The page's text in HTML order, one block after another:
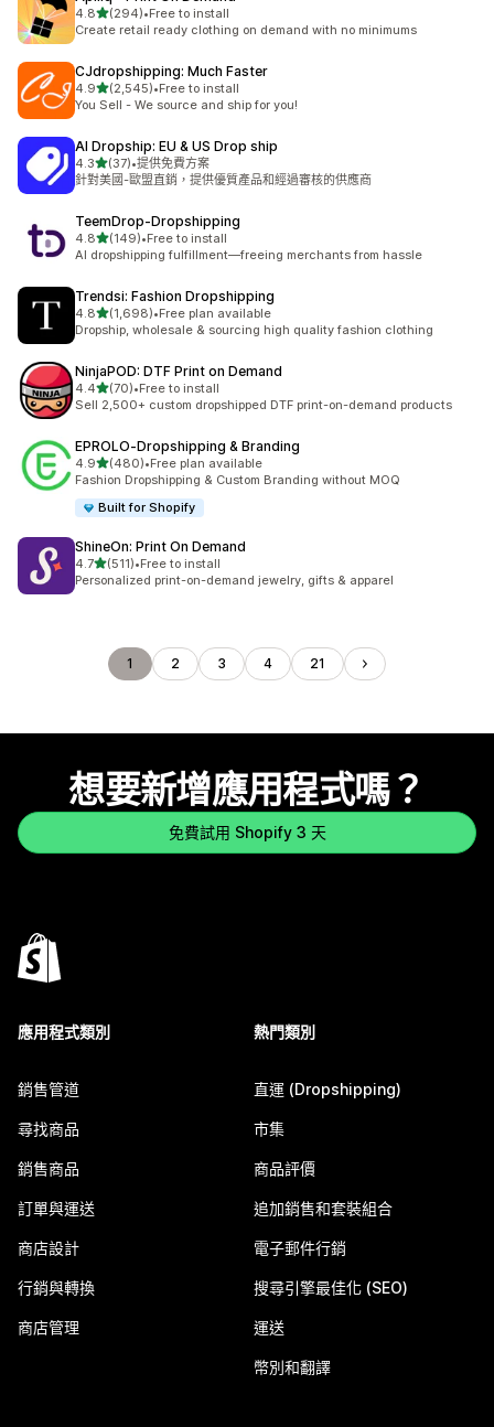
4.8滿分 5 顆星
(294)
共有 294 則評價
•Free to install
Create retail ready clothing on demand with no minimums
CJdropshipping: Much Faster
4.9滿分 5 顆星
(2,545)
共有 2545 則評價
•Free to install
You Sell - We source and ship for you!
AI Dropship: EU & US Drop ship
4.3滿分 5 顆星
(37)
共有 37 則評價
•提供免費方案
針對美國-歐盟直銷，提供優質產品和經過審核的供應商
TeemDrop‑Dropshipping
4.8滿分 5 顆星
(149)
共有 149 則評價
•Free to install
AI dropshipping fulfillment—freeing merchants from hassle
Trendsi: Fashion Dropshipping
4.8滿分 5 顆星
(1,698)
共有 1698 則評價
•Free plan available
Dropship, wholesale & sourcing high quality fashion clothing
NinjaPOD: DTF Print on Demand
4.4滿分 5 顆星
(70)
共有 70 則評價
•Free to install
Sell 2,500+ custom dropshipped DTF print-on-demand products
EPROLO‑Dropshipping & Branding
4.9滿分 5 顆星
(480)
共有 480 則評價
•Free plan available
Fashion Dropshipping & Custom Branding without MOQ
Built for Shopify
ShineOn: Print On Demand
4.7滿分 5 顆星
(511)
共有 511 則評價
•Free to install
Personalized print-on-demand jewelry, gifts & apparel
1 2 3 4 21
想要新增應用程式嗎？
免費試用 Shopify 3 天
應用程式類別
銷售管道
尋找商品
銷售商品
訂單與運送
商店設計
行銷與轉換
商店管理
熱門類別
直運 (Dropshipping)
市集
商品評價
追加銷售和套裝組合
電子郵件行銷
搜尋引擎最佳化 (SEO)
運送
幣別和翻譯